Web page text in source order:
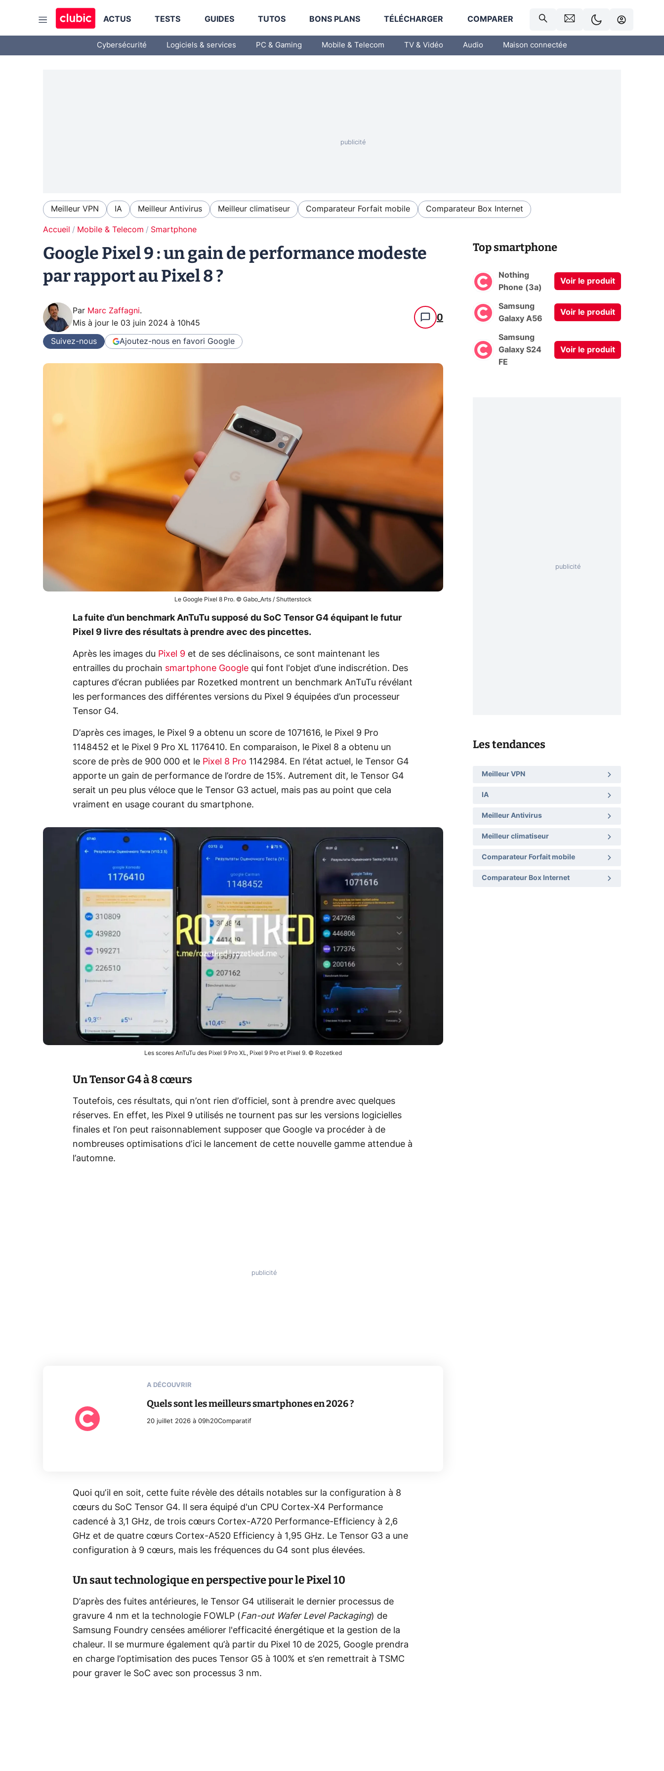
ACTUS TESTS GUIDES TUTOS BONS PLANS TÉLÉCHARGER COMPARER
Cybersécurité Logiciels & services PC & Gaming Mobile & Telecom TV & Vidéo Audio Maison connectée
Meilleur VPN IA Meilleur Antivirus Meilleur climatiseur Comparateur Forfait mobile Comparateur Box Internet
Accueil Mobile & Telecom Smartphone
Google Pixel 9 : un gain de performance modeste
par rapport au Pixel 8 ?
Par Marc Zaffagni.
Mis à jour le 03 juin 2024 à 10h45 0
Suivez-nous Ajoutez-nous en favori Google
Le Google Pixel 8 Pro. © Gabo_Arts / Shutterstock
La fuite d’un benchmark AnTuTu supposé du SoC Tensor G4 équipant le futur
Pixel 9 livre des résultats à prendre avec des pincettes.
Après les images du Pixel 9 et de ses déclinaisons, ce sont maintenant les
entrailles du prochain smartphone Google qui font l'objet d’une indiscrétion. Des
captures d’écran publiées par Rozetked montrent un benchmark AnTuTu révélant
les performances des différentes versions du Pixel 9 équipées d’un processeur
Tensor G4.
D’après ces images, le Pixel 9 a obtenu un score de 1071616, le Pixel 9 Pro
1148452 et le Pixel 9 Pro XL 1176410. En comparaison, le Pixel 8 a obtenu un
score de près de 900 000 et le Pixel 8 Pro 1142984. En l’état actuel, le Tensor G4
apporte un gain de performance de l’ordre de 15%. Autrement dit, le Tensor G4
serait un peu plus véloce que le Tensor G3 actuel, mais pas au point que cela
vraiment en usage courant du smartphone.
Les scores AnTuTu des Pixel 9 Pro XL, Pixel 9 Pro et Pixel 9. ©️ Rozetked
Un Tensor G4 à 8 cœurs
Toutefois, ces résultats, qui n’ont rien d’officiel, sont à prendre avec quelques
réserves. En effet, les Pixel 9 utilisés ne tournent pas sur les versions logicielles
finales et l’on peut raisonnablement supposer que Google va procéder à de
nombreuses optimisations d’ici le lancement de cette nouvelle gamme attendue à
l’automne.
A DÉCOUVRIR
Quels sont les meilleurs smartphones en 2026 ?
20 juillet 2026 à 09h20Comparatif
Quoi qu’il en soit, cette fuite révèle des détails notables sur la configuration à 8
cœurs du SoC Tensor G4. Il sera équipé d'un CPU Cortex-X4 Performance
cadencé à 3,1 GHz, de trois cœurs Cortex-A720 Performance-Efficiency à 2,6
GHz et de quatre cœurs Cortex-A520 Efficiency à 1,95 GHz. Le Tensor G3 a une
configuration à 9 cœurs, mais les fréquences du G4 sont plus élevées.
Un saut technologique en perspective pour le Pixel 10
D’après des fuites antérieures, le Tensor G4 utiliserait le dernier processus de
gravure 4 nm et la technologie FOWLP (Fan-out Wafer Level Packaging) de
Samsung Foundry censées améliorer l'efficacité énergétique et la gestion de la
chaleur. Il se murmure également qu’à partir du Pixel 10 de 2025, Google prendra
en charge l’optimisation des puces Tensor G5 à 100% et s’en remettrait à TSMC
pour graver le SoC avec son processus 3 nm.
Top smartphone
Nothing
Phone (3a)
Voir le produit
Samsung
Galaxy A56
Voir le produit
Samsung
Galaxy S24
FE
Voir le produit
Les tendances
Meilleur VPN
IA
Meilleur Antivirus
Meilleur climatiseur
Comparateur Forfait mobile
Comparateur Box Internet